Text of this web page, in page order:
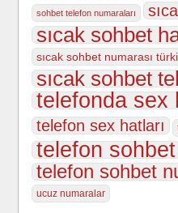
sohbet telefon numaraları
sıcak sohbet
sıcak sohbet numarası
sıcak sohbet
telefonda sex
telefon sex hatları
telefon sohbet
telefon sohbet
ucuz numaralar